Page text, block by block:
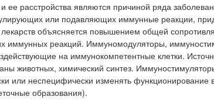
расстройства являются причиной ряда
или подавляющих иммунные реакции,
объясняется повышением общей
иммунных реакций. Иммуномодуляторы,
на иммунокомпетентные клетки.
животных, химический синтез.
или неспецифически изменять функционирование
образования).